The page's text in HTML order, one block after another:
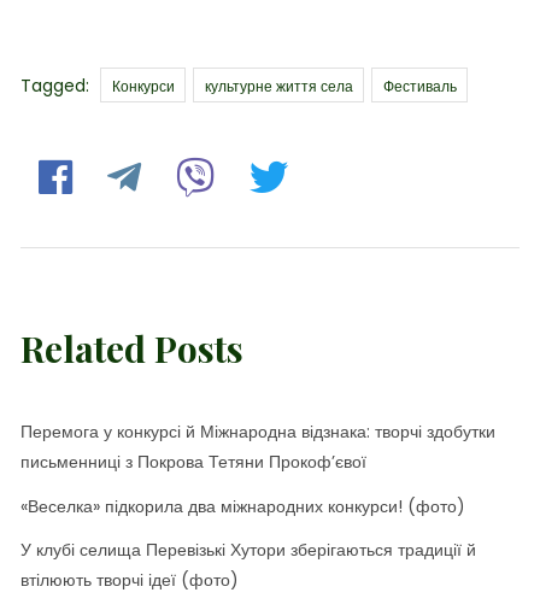
Tagged: Tags
Конкурси культурне життя села Фестиваль
Related Posts
Перемога у конкурсі й Міжнародна відзнака: творчі здобутки
письменниці з Покрова Тетяни Прокоф’євої
«Веселка» підкорила два міжнародних конкурси! (фото)
У клубі селища Перевізькі Хутори зберігаються традиції й
втілюють творчі ідеї (фото)